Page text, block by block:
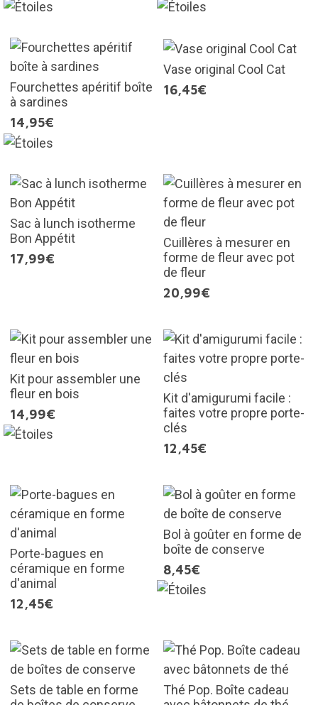
Fourchettes apéritif boîte
à sardines
14,95€
Vase original Cool Cat
16,45€
Sac à lunch isotherme
Bon Appétit
17,99€
Cuillères à mesurer en
forme de fleur avec pot
de fleur
20,99€
Kit pour assembler une
fleur en bois
14,99€
Kit d'amigurumi facile :
faites votre propre porte-
clés
12,45€
Porte-bagues en
céramique en forme
d'animal
12,45€
Bol à goûter en forme de
boîte de conserve
8,45€
Sets de table en forme
Thé Pop. Boîte cadeau